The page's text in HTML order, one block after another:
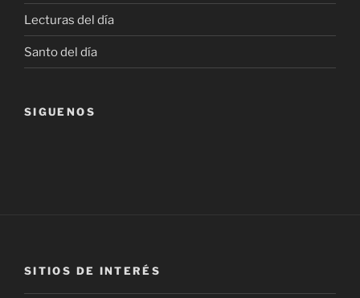
Lecturas del día
Santo del día
SIGUENOS
SITIOS DE INTERÉS